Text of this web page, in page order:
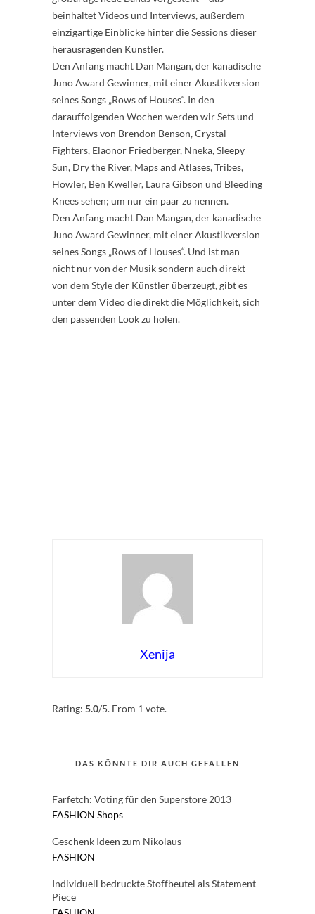
beinhaltet Videos und Interviews, außerdem
einzigartige Einblicke hinter die Sessions dieser
herausragenden Künstler.
Den Anfang macht Dan Mangan, der kanadische
Juno Award Gewinner, mit einer Akustikversion
seines Songs „Rows of Houses“. In den
darauffolgenden Wochen werden wir Sets und
Interviews von Brendon Benson, Crystal
Fighters, Elaonor Friedberger, Nneka, Sleepy
Sun, Dry the River, Maps and Atlases, Tribes,
Howler, Ben Kweller, Laura Gibson und Bleeding
Knees sehen; um nur ein paar zu nennen.
Den Anfang macht Dan Mangan, der kanadische
Juno Award Gewinner, mit einer Akustikversion
seines Songs „Rows of Houses“. Und ist man
nicht nur von der Musik sondern auch direkt
von dem Style der Künstler überzeugt, gibt es
unter dem Video die direkt die Möglichkeit, sich
den passenden Look zu holen.
Xenija
Rating: 5.0/5. From 1 vote.
DAS KÖNNTE DIR AUCH GEFALLEN
Farfetch: Voting für den Superstore 2013
FASHION Shops
Geschenk Ideen zum Nikolaus
FASHION
Individuell bedruckte Stoffbeutel als Statement-
Piece